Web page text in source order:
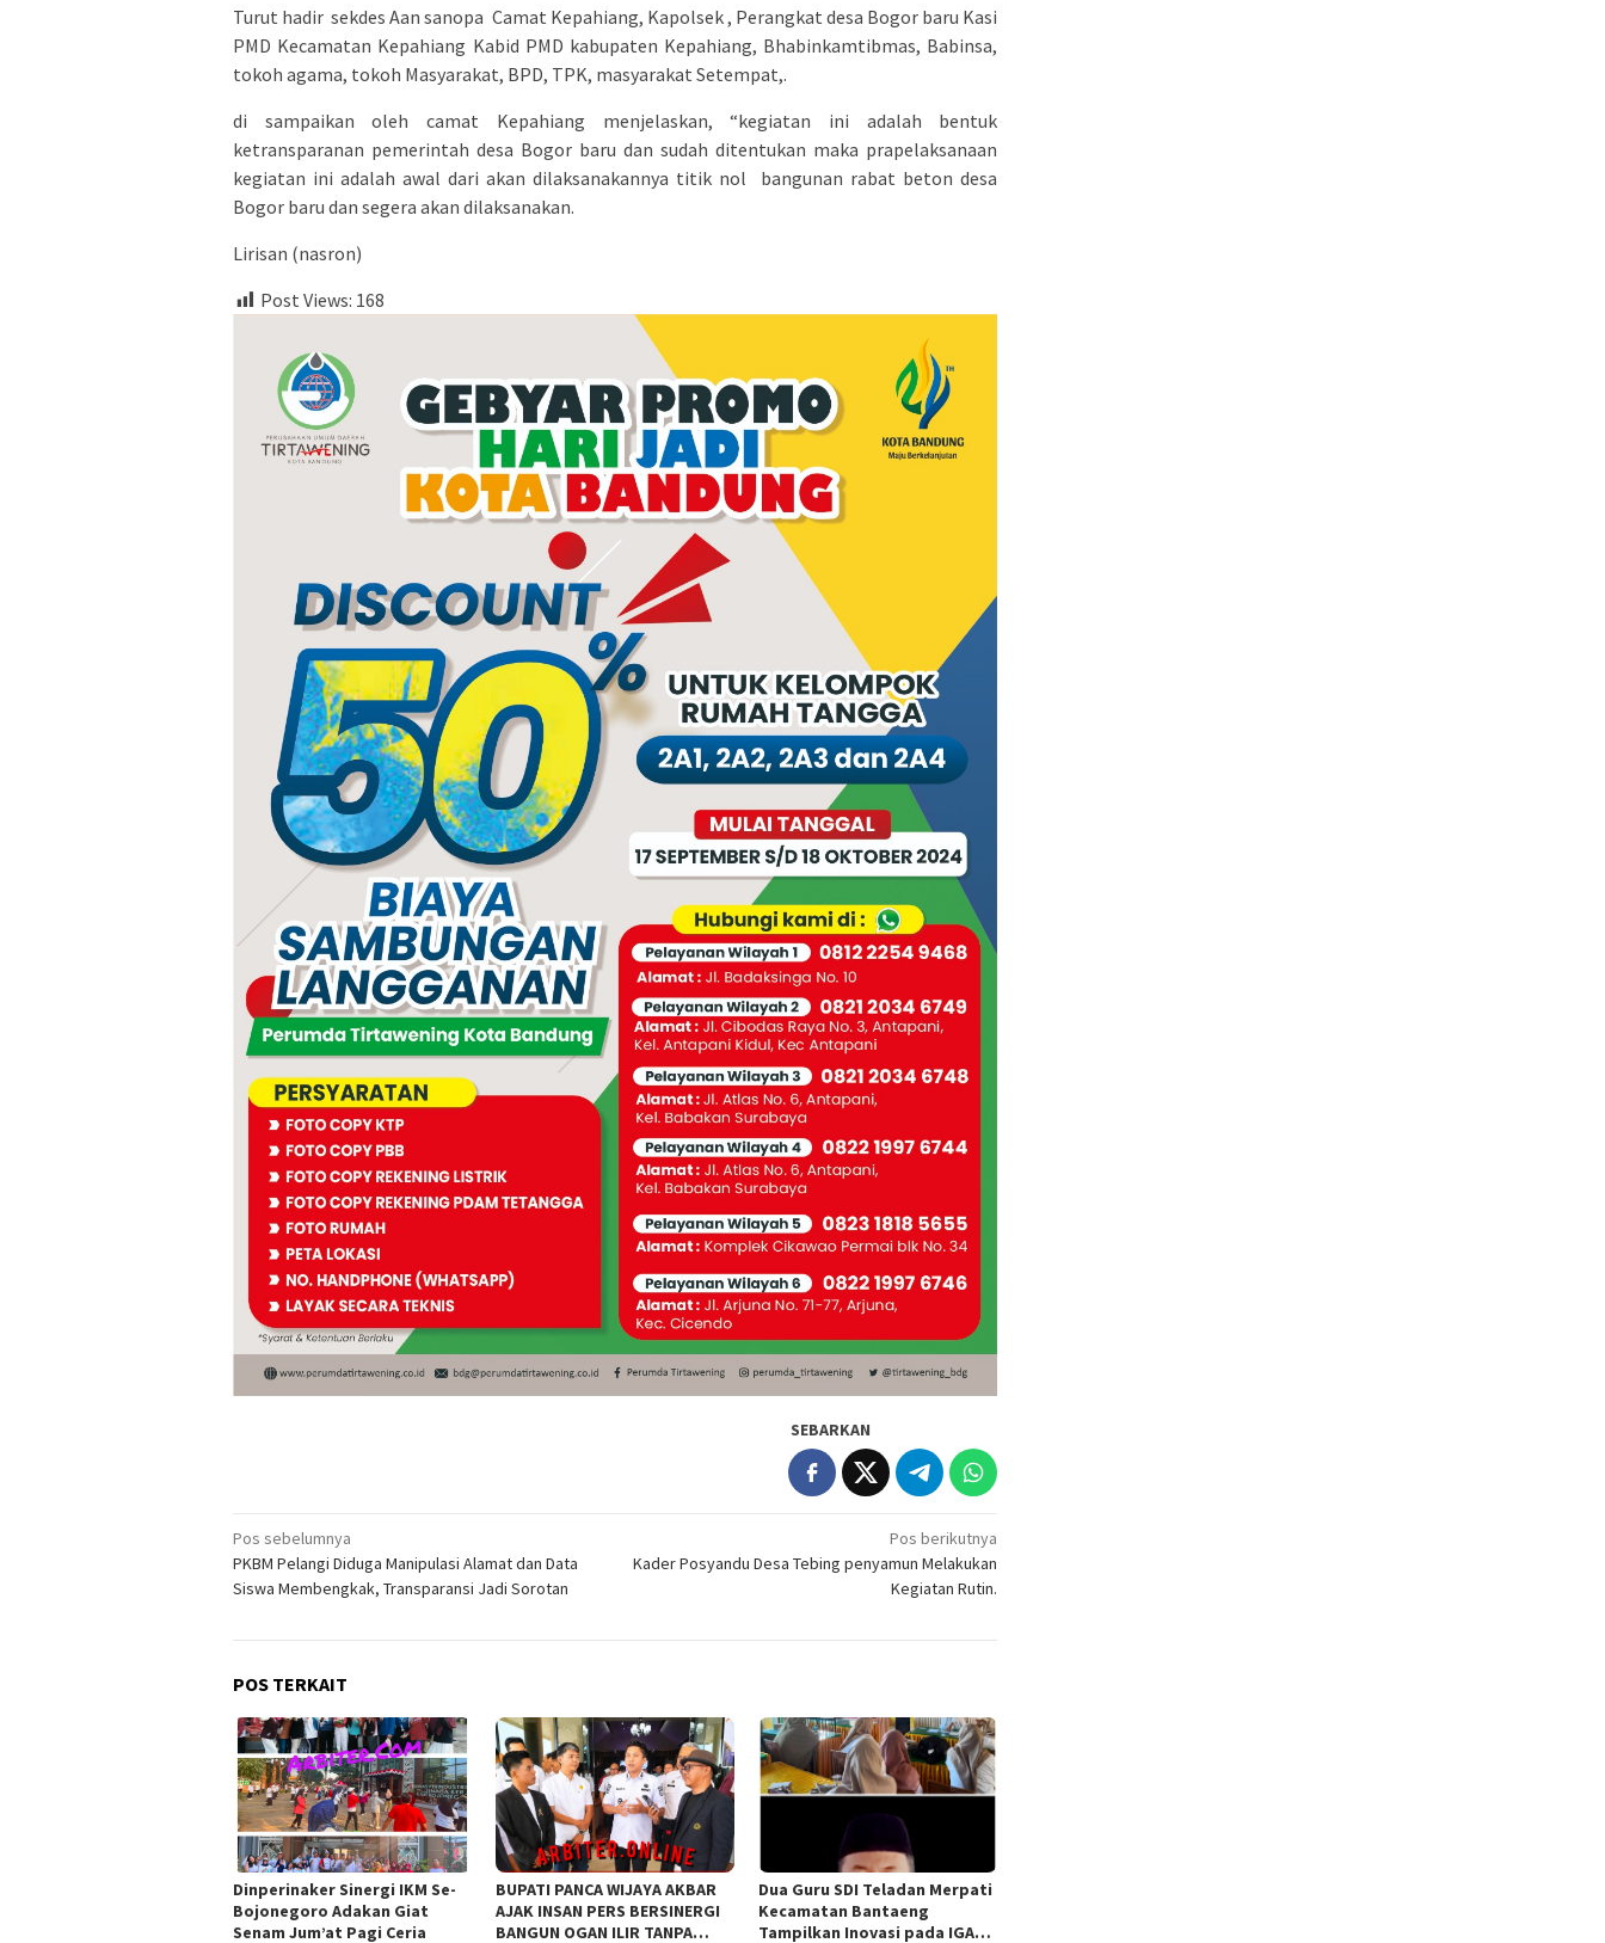
Turut hadir sekdes Aan sanopa Camat Kepahiang, Kapolsek , Perangkat desa Bogor baru Kasi
PMD Kecamatan Kepahiang Kabid PMD kabupaten Kepahiang, Bhabinkamtibmas, Babinsa,
tokoh agama, tokoh Masyarakat, BPD, TPK, masyarakat Setempat,.
di sampaikan oleh camat Kepahiang menjelaskan, “kegiatan ini adalah bentuk
ketransparanan pemerintah desa Bogor baru dan sudah ditentukan maka prapelaksanaan
kegiatan ini adalah awal dari akan dilaksanakannya titik nol bangunan rabat beton desa
Bogor baru dan segera akan dilaksanakan.
Lirisan (nasron)
Post Views: 168
SEBARKAN
Navigasi
pos
Pos sebelumnya
PKBM Pelangi Diduga Manipulasi Alamat dan Data
Siswa Membengkak, Transparansi Jadi Sorotan
Pos berikutnya
Kader Posyandu Desa Tebing penyamun Melakukan
Kegiatan Rutin.
POS TERKAIT
Dinperinaker Sinergi IKM Se-
Bojonegoro Adakan Giat
Senam Jum’at Pagi Ceria
BUPATI PANCA WIJAYA AKBAR
AJAK INSAN PERS BERSINERGI
BANGUN OGAN ILIR TANPA
Dua Guru SDI Teladan Merpati
Kecamatan Bantaeng
Tampilkan Inovasi pada IGA